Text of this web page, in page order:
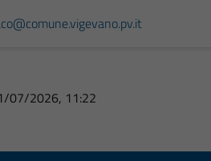
07/2026, 11:22